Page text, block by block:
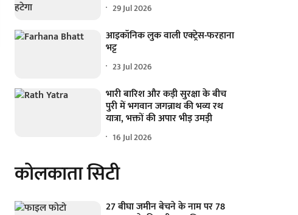
29 Jul 2026
आइकॉनिक लुक वाली एक्‍ट्रेस-फरहाना
भट्ट
23 Jul 2026
भारी बारिश और कड़ी सुरक्षा के बीच
पुरी में भगवान जगन्नाथ की भव्य रथ
यात्रा, भक्तों की अपार भीड़ उमड़ी
16 Jul 2026
कोलकाता सिटी
27 बीघा जमीन बेचने के नाम पर 78